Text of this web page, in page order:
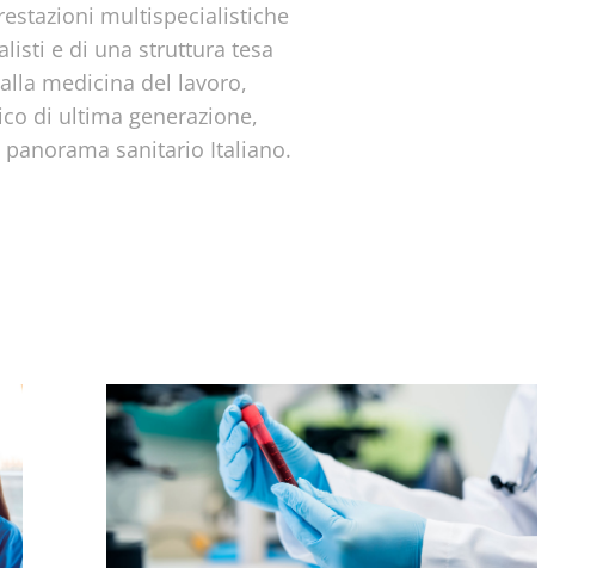
multispecialistiche
e di una struttura tesa
medicina del lavoro,
di ultima generazione,
sanitario Italiano.